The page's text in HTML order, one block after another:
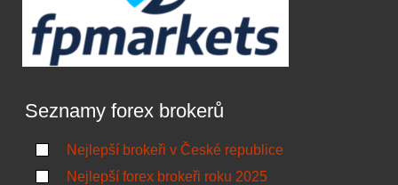
Seznamy forex brokerů
Nejlepší brokeři v České republice
Nejlepší forex brokeři roku 2025